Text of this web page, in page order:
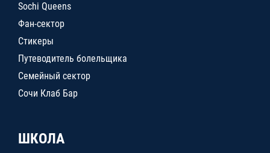
Sochi Queens
Фан-сектор
Стикеры
Путеводитель болельщика
Семейный сектор
Сочи Клаб Бар
ШКОЛА